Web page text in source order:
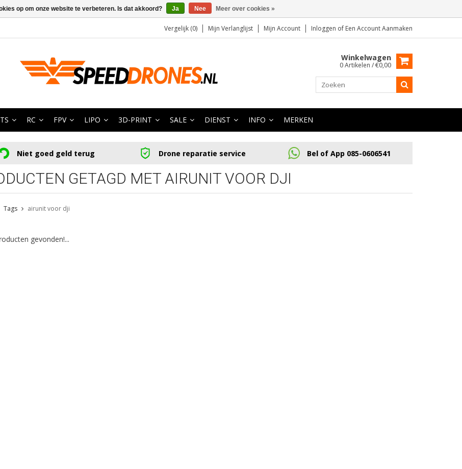
Vergelijk (0) Mijn Verlanglijst Mijn Account Inloggen of Een Account Aanmaken
Winkelwagen
0 Artikelen / €0,00
RC FPV LIPO 3D-PRINT SALE DIENST INFO MERKEN
Niet goed geld terug Drone reparatie service Bel of App 085-0606541
GETAGD MET AIRUNIT VOOR DJI
Tags airunit voor dji
gevonden!...
op om onze website te verbeteren. Is dat akkoord? Ja Nee Meer over cookies »